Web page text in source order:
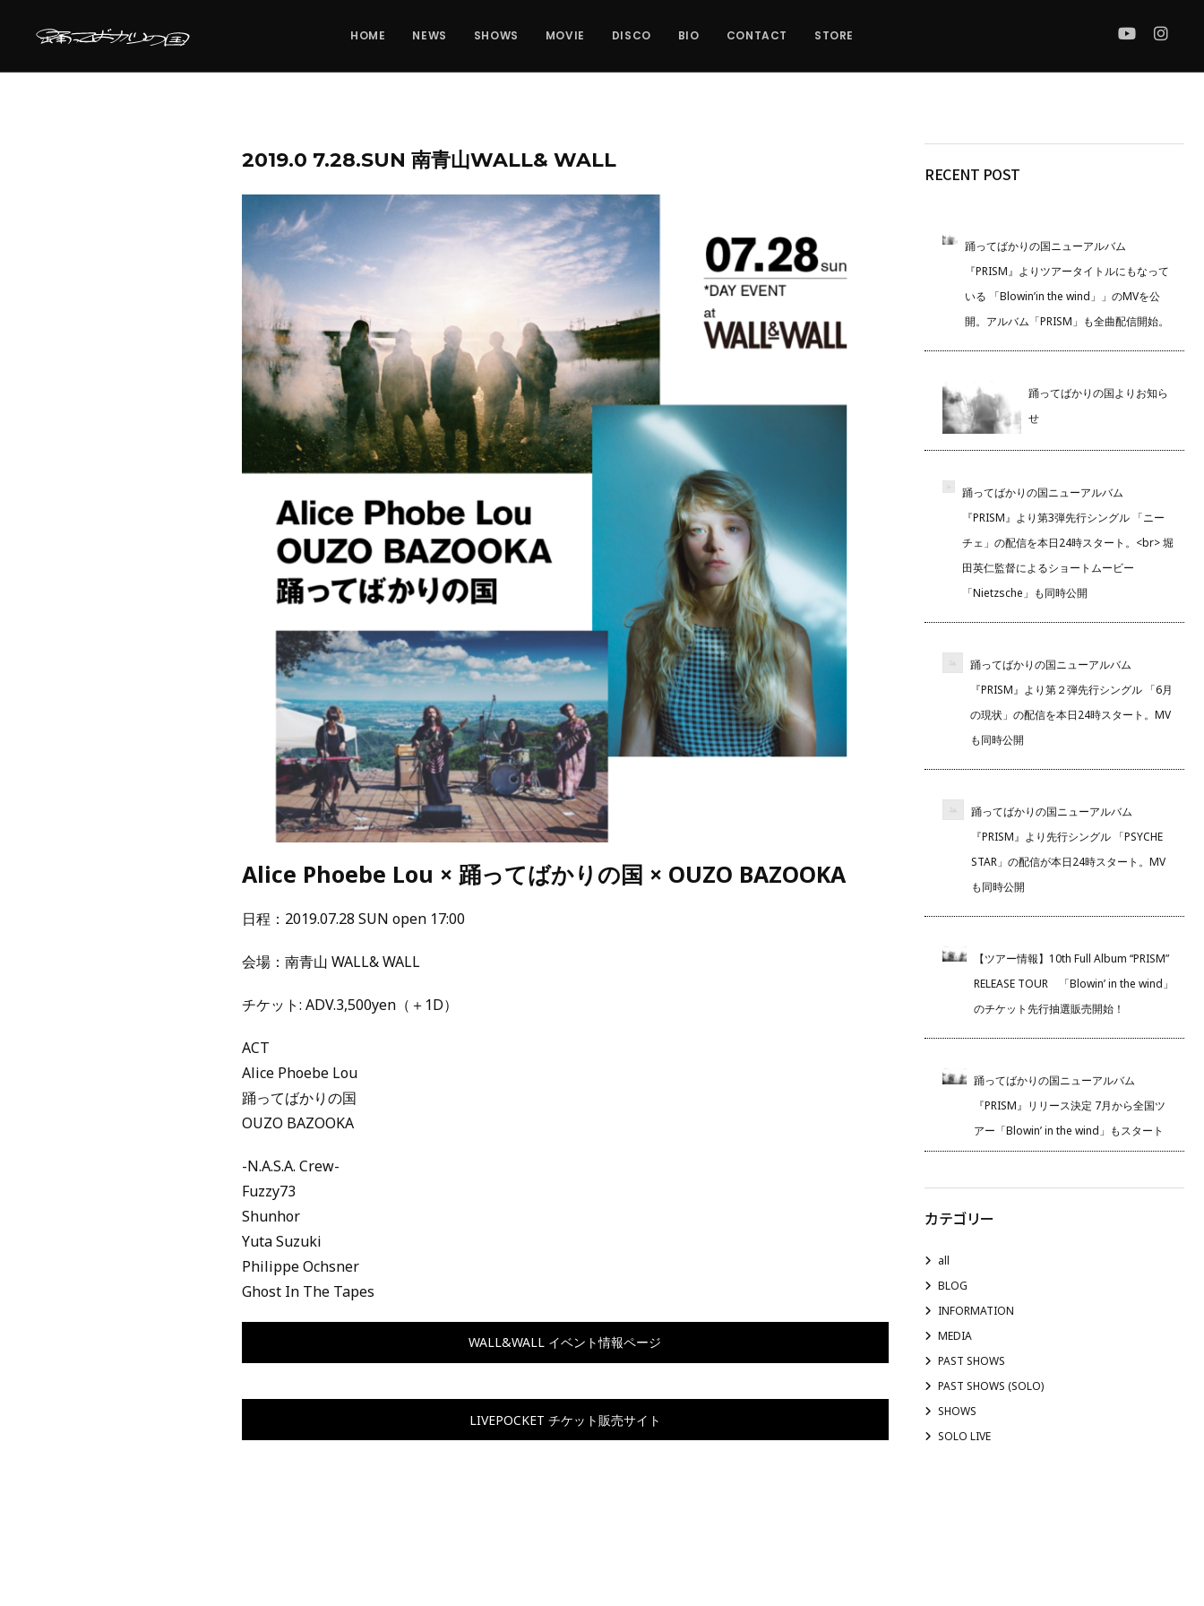
HOME NEWS SHOWS MOVIE DISCO BIO CONTACT STORE
2019.0 7.28.SUN 南青山WALL& WALL
Alice Phoebe Lou × 踊ってばかりの国 × OUZO BAZOOKA
日程：2019.07.28 SUN open 17:00
会場：南青山 WALL& WALL
チケット: ADV.3,500yen（＋1D）
ACT
Alice Phoebe Lou
踊ってばかりの国
OUZO BAZOOKA
-N.A.S.A. Crew-
Fuzzy73
Shunhor
Yuta Suzuki
Philippe Ochsner
Ghost In The Tapes
WALL&WALL イベント情報ページ
LIVEPOCKET チケット販売サイト
RECENT POST
踊ってばかりの国ニューアルバム
『PRISM』よりツアータイトルにもなって
いる 「Blowin’in the wind」」のMVを公
開。アルバム「PRISM」も全曲配信開始。
踊ってばかりの国よりお知ら
せ
踊ってばかりの国ニューアルバム
『PRISM』より第3弾先行シングル 「ニー
チェ」の配信を本日24時スタート。<br> 堀
田英仁監督によるショートムービー
「Nietzsche」も同時公開
踊ってばかりの国ニューアルバム
『PRISM』より第２弾先行シングル 「6月
の現状」の配信を本日24時スタート。MV
も同時公開
踊ってばかりの国ニューアルバム
『PRISM』より先行シングル 「PSYCHE
STAR」の配信が本日24時スタート。MV
も同時公開
【ツアー情報】10th Full Album “PRISM”
RELEASE TOUR 「Blowin’ in the wind」
のチケット先行抽選販売開始！
踊ってばかりの国ニューアルバム
『PRISM』リリース決定 7月から全国ツ
アー「Blowin’ in the wind」もスタート
カテゴリー
all
BLOG
INFORMATION
MEDIA
PAST SHOWS
PAST SHOWS (SOLO)
SHOWS
SOLO LIVE